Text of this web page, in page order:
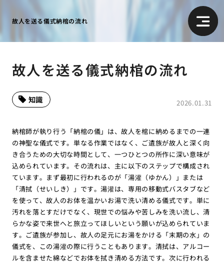
故人を送る儀式納棺の流れ
故人を送る儀式納棺の流れ
2026.01.31
知識
納棺師が執り行う「納棺の儀」は、故人を棺に納めるまでの一連
の神聖な儀式です。単なる作業ではなく、ご遺族が故人と深く向
き合うための大切な時間として、一つひとつの所作に深い意味が
込められています。その流れは、主に以下のステップで構成され
ています。まず最初に行われるのが「湯灌（ゆかん）」または
「清拭（せいしき）」です。湯灌は、専用の移動式バスタブなど
を使って、故人のお体を温かいお湯で洗い清める儀式です。単に
汚れを落とすだけでなく、現世での悩みや苦しみを洗い流し、清
らかな姿で来世へと旅立ってほしいという願いが込められていま
す。ご遺族が参加し、故人の足元にお湯をかける「末期の水」の
儀式を、この湯灌の際に行うこともあります。清拭は、アルコー
ルを含ませた綿などでお体を拭き清める方法です。次に行われる